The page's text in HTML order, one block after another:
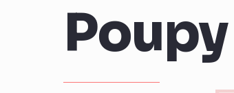
Poupy